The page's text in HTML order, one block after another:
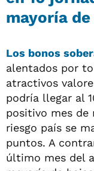
mayoría
Los bonos
alentados por
atractivos
podría llegar al
positivo mes de
riesgo país se
puntos. A
último mes del